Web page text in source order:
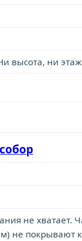
высота, ни
не хватает.
не покрывают